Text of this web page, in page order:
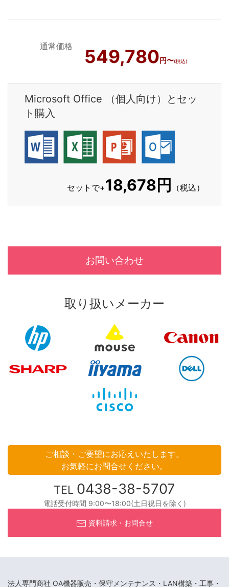
通常価格 549,780円〜(税込)
Microsoft Office （個人向け）とセッ
ト購入
セットで+18,678円 （税込）
お問い合わせ
取り扱いメーカー
ご相談・ご要望にお応えいたします。
お気軽にお問合せください。
TEL 0438-38-5707
電話受付時間 9:00〜18:00(土日祝日を除く)
資料請求・お問合せ
法人専門商社 OA機器販売・保守メンテナンス・LAN構築・工事・